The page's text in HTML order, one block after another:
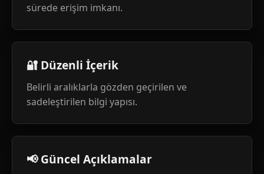
sürede erişim imkanı.
🔐 Düzenli İçerik
Belirli aralıklarla gözden geçirilen ve
sadeleştirilen bilgi yapısı.
📢 Güncel Açıklamalar